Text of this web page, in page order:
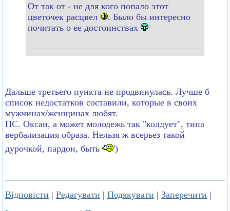
От так от - не для кого попало этот
цветочек расцвел
. Было бы интересно
почитать о ее достоинствах
Дальше третьего пункта не продвинулась. Лучше б
список недостатков составили, которые в своих
мужчинах/женщинах любят.
ПС. Оксан, а может молодежь так "колдует", типа
вербализация образа. Нельзя ж всерьез такой
дурочкой, пардон, быть
')
Відповісти | Редагувати | Подякувати | Заперечити |